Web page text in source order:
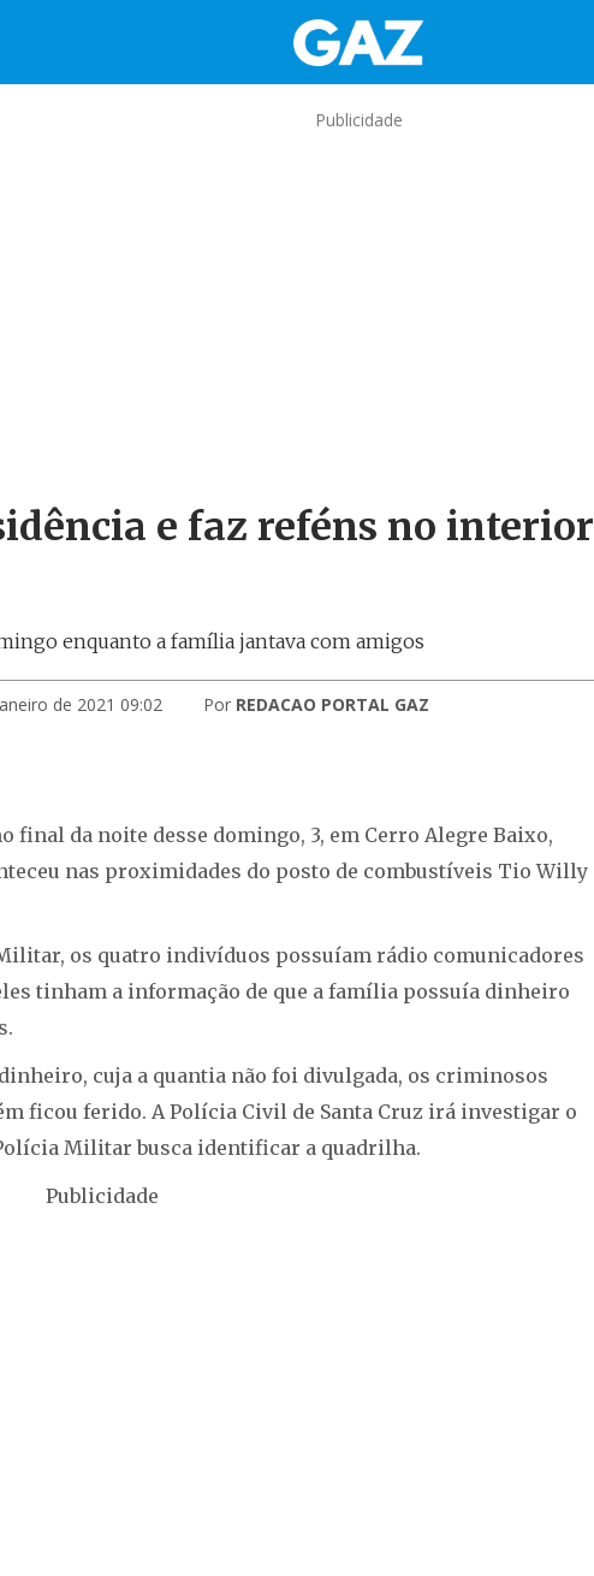
Publicidade
e faz reféns no interior
enquanto a família jantava com amigos
de 2021 09:02 Por REDACAO PORTAL GAZ
da noite desse domingo, 3, em Cerro Alegre Baixo,
nas proximidades do posto de combustíveis Tio Willy
os quatro indivíduos possuíam rádio comunicadores
tinham a informação de que a família possuía dinheiro
cuja a quantia não foi divulgada, os criminosos
ficou ferido. A Polícia Civil de Santa Cruz irá investigar o
Militar busca identificar a quadrilha.
Publicidade